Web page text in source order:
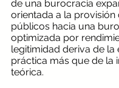
de una burocracia
orientada a la provisión
públicos hacia una
optimizada por
legitimidad deriva de la
práctica más que de la
teórica.